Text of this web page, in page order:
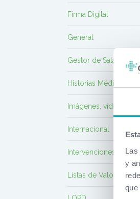
y
Firma Digital
General
Gestor de Salas de
Historias Médicas
Imágenes, vídeo,
Internacional
Intervenciones
Listas de Valores